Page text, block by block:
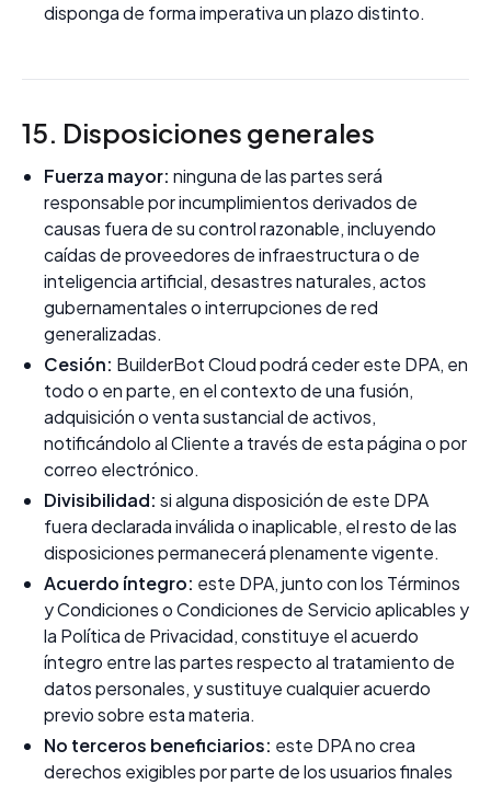
disponga de forma imperativa un plazo distinto.
15. Disposiciones generales
Fuerza mayor: ninguna de las partes será
responsable por incumplimientos derivados de
causas fuera de su control razonable, incluyendo
caídas de proveedores de infraestructura o de
inteligencia artificial, desastres naturales, actos
gubernamentales o interrupciones de red
generalizadas.
Cesión: BuilderBot Cloud podrá ceder este DPA, en
todo o en parte, en el contexto de una fusión,
adquisición o venta sustancial de activos,
notificándolo al Cliente a través de esta página o por
correo electrónico.
Divisibilidad: si alguna disposición de este DPA
fuera declarada inválida o inaplicable, el resto de las
disposiciones permanecerá plenamente vigente.
Acuerdo íntegro: este DPA, junto con los Términos
y Condiciones o Condiciones de Servicio aplicables y
la Política de Privacidad, constituye el acuerdo
íntegro entre las partes respecto al tratamiento de
datos personales, y sustituye cualquier acuerdo
previo sobre esta materia.
No terceros beneficiarios: este DPA no crea
derechos exigibles por parte de los usuarios finales